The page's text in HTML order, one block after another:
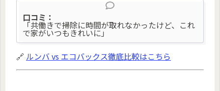
口コミ：
「共働きで掃除に時間が取れなかったけど、これ
で家がいつもきれいに」
🔗 ルンバ vs エコバックス徹底比較はこちら